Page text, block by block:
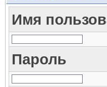
Имя
Пароль